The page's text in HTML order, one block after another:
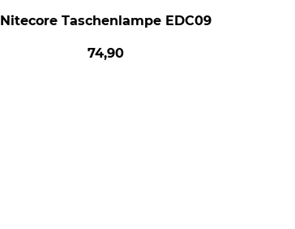
Nitecore Taschenlampe EDC09
74,90